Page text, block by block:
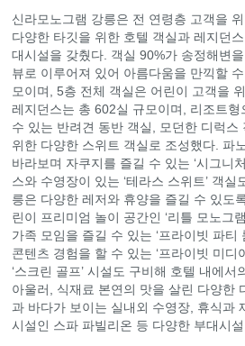
신라모노그램 강릉은 전 연령층 고객을
다양한 타깃을 위한 호텔 객실과 레지던
대시설을 갖췄다. 객실 90%가 송정해변
뷰로 이루어져 있어 아름다움을 만끽할
모이며, 5층 전체 객실은 어린이 고객을 위
레지던스는 총 602실 규모이며, 리조트
수 있는 반려견 동반 객실, 모던한 디럭스
위한 다양한 스위트 객실로 조성했다. 파
바라보며 자쿠지를 즐길 수 있는 ‘시그니
스와 수영장이 있는 ‘테라스 스위트’ 객
릉은 다양한 레저와 휴양을 즐길 수 있도
린이 프리미엄 놀이 공간인 ‘리틀 모노그
가족 모임을 즐길 수 있는 ‘프라이빗 파티
콘텐츠 경험을 할 수 있는 ‘프라이빗 미디
‘스크린 골프’ 시설도 구비해 호텔 내에서
아울러, 식재료 본연의 맛을 살린 다양한
과 바다가 보이는 실내외 수영장, 휴식과
시설인 스파 파빌리온 등 다양한 부대시